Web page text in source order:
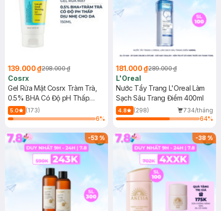
139.000 ₫298.000 ₫
Cosrx
Gel Rửa Mặt Cosrx Tràm Trà,
0.5% BHA Có Độ pH Thấp
150ml
5.0
(173)
6%
181.000 ₫289.000 ₫
L'Oreal
Nước Tẩy Trang L'Oreal Làm
Sạch Sâu Trang Điểm 400ml
4.8 (298)
734/tháng
64%
-53% -38%